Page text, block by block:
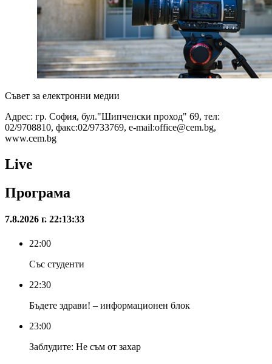
Съвет за електронни медии
Адрес: гр. София, бул."Шипченски проход" 69, тел:
02/9708810, факс:02/9733769, e-mail:office@cem.bg,
www.cem.bg
Live
Програма
7.8.2026 г. 22:13:33
22:00
Със студенти
22:30
Бъдете здрави! – информационен блок
23:00
Заблудите: Не съм от захар